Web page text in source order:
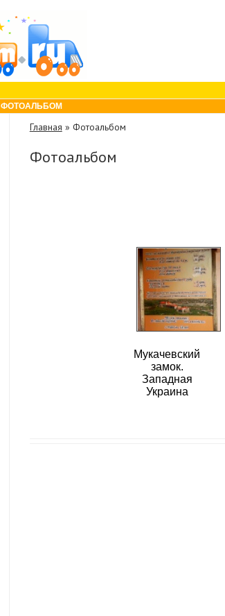
ФОТОАЛЬБОМ
Главная » Фотоальбом
Фотоальбом
Мукачевский
замок.
Западная
Украина